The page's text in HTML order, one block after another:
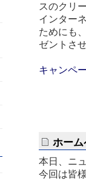
スのクリ
インター
ためにも
ゼントさ
キャンペ
ホー
本日、ニ
今回は皆